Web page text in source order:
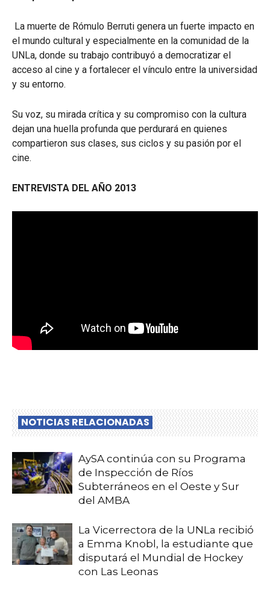
La muerte de Rómulo Berruti genera un fuerte impacto en
el mundo cultural y especialmente en la comunidad de la
UNLa, donde su trabajo contribuyó a democratizar el
acceso al cine y a fortalecer el vínculo entre la universidad
y su entorno.
Su voz, su mirada crítica y su compromiso con la cultura
dejan una huella profunda que perdurará en quienes
compartieron sus clases, sus ciclos y su pasión por el
cine.
ENTREVISTA DEL AÑO 2013
NOTICIAS RELACIONADAS
AySA continúa con su Programa
de Inspección de Ríos
Subterráneos en el Oeste y Sur
del AMBA
La Vicerrectora de la UNLa recibió
a Emma Knobl, la estudiante que
disputará el Mundial de Hockey
con Las Leonas